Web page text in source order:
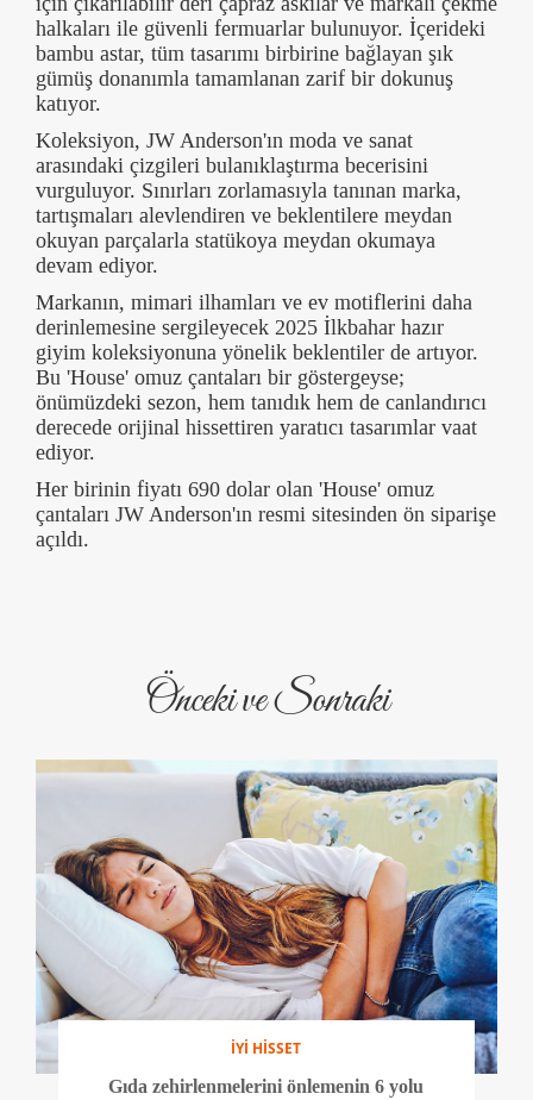
halkaları ile güvenli fermuarlar bulunuyor. İçerideki
bambu astar, tüm tasarımı birbirine bağlayan şık
gümüş donanımla tamamlanan zarif bir dokunuş
katıyor.
Koleksiyon, JW Anderson'ın moda ve sanat
arasındaki çizgileri bulanıklaştırma becerisini
vurguluyor. Sınırları zorlamasıyla tanınan marka,
tartışmaları alevlendiren ve beklentilere meydan
okuyan parçalarla statükoya meydan okumaya
devam ediyor.
Markanın, mimari ilhamları ve ev motiflerini daha
derinlemesine sergileyecek 2025 İlkbahar hazır
giyim koleksiyonuna yönelik beklentiler de artıyor.
Bu 'House' omuz çantaları bir göstergeyse;
önümüzdeki sezon, hem tanıdık hem de canlandırıcı
derecede orijinal hissettiren yaratıcı tasarımlar vaat
ediyor.
Her birinin fiyatı 690 dolar olan 'House' omuz
çantaları JW Anderson'ın resmi sitesinden ön siparişe
açıldı.
Önceki ve Sonraki
İYİ HİSSET
Gıda zehirlenmelerini önlemenin 6 yolu